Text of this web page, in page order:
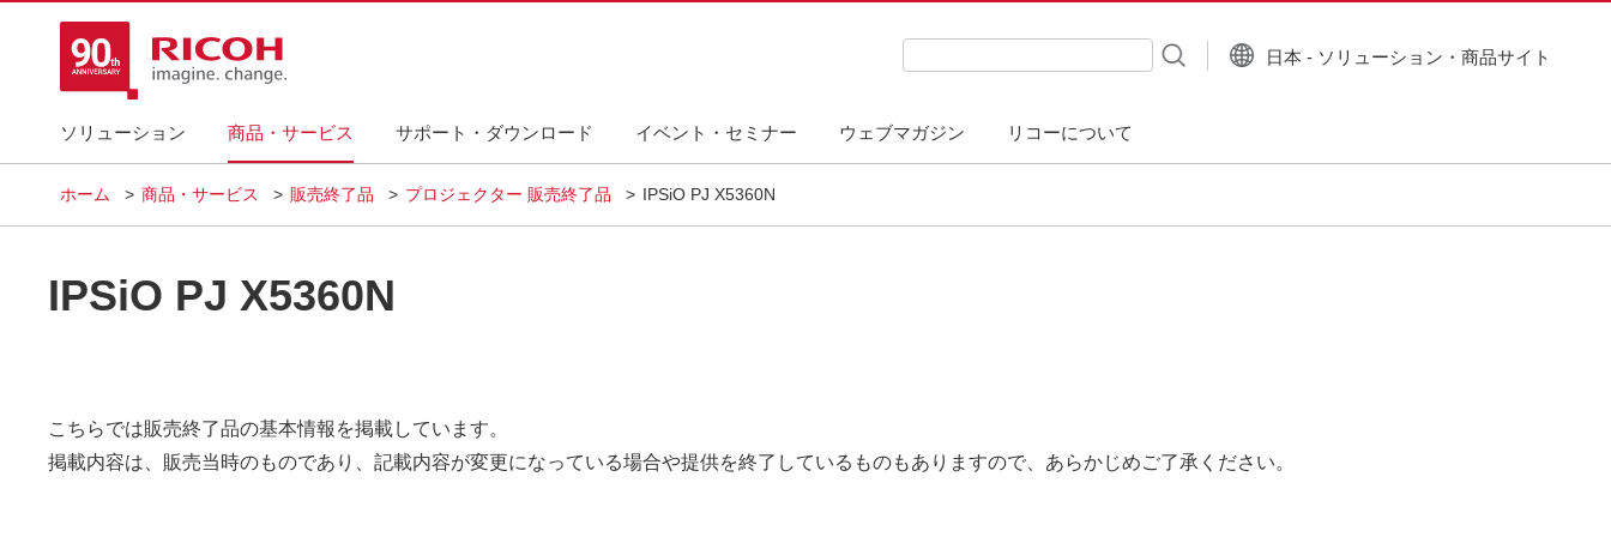
ソリューション 商品・サービス サポート・ダウンロード イベント・セミナー ウェブマガジン リコーについて
検索キーワード入力
日本 - ソリューション・商品サイト
ホーム 商品・サービス 販売終了品 プロジェクター 販売終了品 IPSiO PJ X5360N
IPSiO PJ X5360N
こちらでは販売終了品の基本情報を掲載しています。
掲載内容は、販売当時のものであり、記載内容が変更になっている場合や提供を終了しているものもありますので、あらかじめご了承ください。